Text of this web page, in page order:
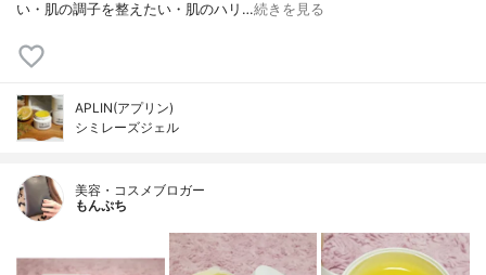
い・肌の調子を整えたい・肌のハリ…続きを見る
APLIN(アプリン)
シミレーズジェル
美容・コスメブロガー
もんぷち